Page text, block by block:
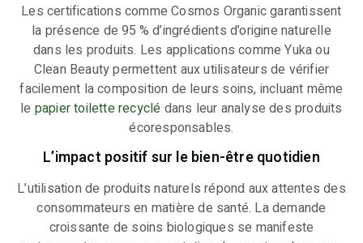
Les certifications comme Cosmos Organic garantissent
la présence de 95 % d’ingrédients d’origine naturelle
dans les produits. Les applications comme Yuka ou
Clean Beauty permettent aux utilisateurs de vérifier
facilement la composition de leurs soins, incluant même
le papier toilette recyclé dans leur analyse des produits
écoresponsables.
L’impact positif sur le bien-être quotidien
L’utilisation de produits naturels répond aux attentes des
consommateurs en matière de santé. La demande
croissante de soins biologiques se manifeste